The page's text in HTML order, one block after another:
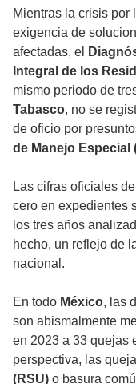
Mientras la crisis por
exigencia de
afectadas, el
Integral de los
mismo periodo de
Tabasco, no se
de oficio por
de Manejo Especial
Las cifras oficiales
cero en expedientes
los tres años
hecho, un reflejo de
nacional.
En todo México, las
son abismalmente
en 2023 a 33 quejas
perspectiva, las
(RSU) o basura